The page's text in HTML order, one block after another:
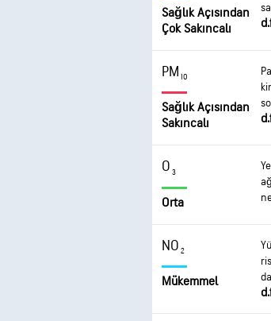
Sağlık Açısından
Çok Sakıncalı
PM10
Sağlık Açısından
Sakıncalı
O3
Orta
NO2
Mükemmel